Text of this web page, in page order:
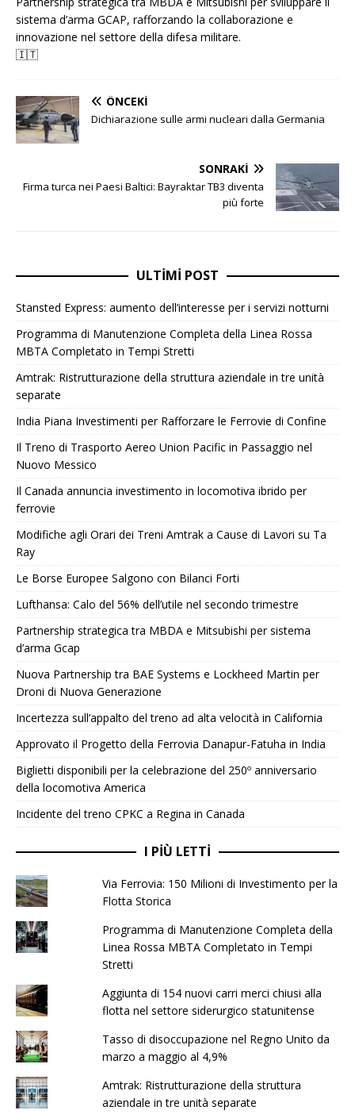
sistema d’arma GCAP, rafforzando la collaborazione e
innovazione nel settore della difesa militare.
🇮🇹
ÖNCEKI
Dichiarazione sulle armi nucleari dalla Germania
SONRAKI
Firma turca nei Paesi Baltici: Bayraktar TB3 diventa
più forte
ULTIMI POST
Stansted Express: aumento dell’interesse per i servizi notturni
Programma di Manutenzione Completa della Linea Rossa
MBTA Completato in Tempi Stretti
Amtrak: Ristrutturazione della struttura aziendale in tre unità
separate
India Piana Investimenti per Rafforzare le Ferrovie di Confine
Il Treno di Trasporto Aereo Union Pacific in Passaggio nel
Nuovo Messico
Il Canada annuncia investimento in locomotiva ibrido per
ferrovie
Modifiche agli Orari dei Treni Amtrak a Cause di Lavori su Ta
Ray
Le Borse Europee Salgono con Bilanci Forti
Lufthansa: Calo del 56% dell’utile nel secondo trimestre
Partnership strategica tra MBDA e Mitsubishi per sistema
d’arma Gcap
Nuova Partnership tra BAE Systems e Lockheed Martin per
Droni di Nuova Generazione
Incertezza sull’appalto del treno ad alta velocità in California
Approvato il Progetto della Ferrovia Danapur-Fatuha in India
Biglietti disponibili per la celebrazione del 250º anniversario
della locomotiva America
Incidente del treno CPKC a Regina in Canada
I PIÙ LETTI
Via Ferrovia: 150 Milioni di Investimento per la
Flotta Storica
Programma di Manutenzione Completa della
Linea Rossa MBTA Completato in Tempi
Stretti
Aggiunta di 154 nuovi carri merci chiusi alla
flotta nel settore siderurgico statunitense
Tasso di disoccupazione nel Regno Unito da
marzo a maggio al 4,9%
Amtrak: Ristrutturazione della struttura
aziendale in tre unità separate